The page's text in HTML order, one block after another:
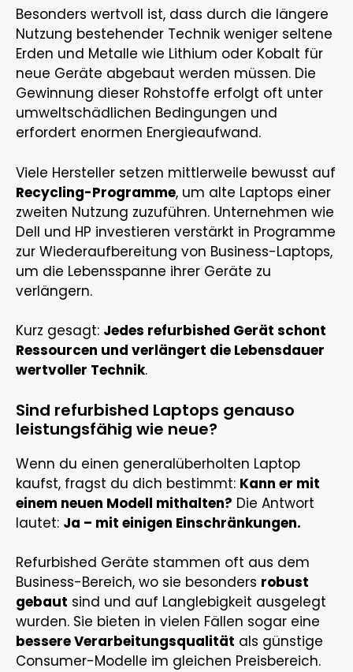
Besonders wertvoll ist, dass durch die längere
Nutzung bestehender Technik weniger seltene
Erden und Metalle wie Lithium oder Kobalt für
neue Geräte abgebaut werden müssen. Die
Gewinnung dieser Rohstoffe erfolgt oft unter
umweltschädlichen Bedingungen und
erfordert enormen Energieaufwand.
Viele Hersteller setzen mittlerweile bewusst auf
Recycling-Programme, um alte Laptops einer
zweiten Nutzung zuzuführen. Unternehmen wie
Dell und HP investieren verstärkt in Programme
zur Wiederaufbereitung von Business-Laptops,
um die Lebensspanne ihrer Geräte zu
verlängern.
Kurz gesagt: Jedes refurbished Gerät schont
Ressourcen und verlängert die Lebensdauer
wertvoller Technik.
Sind refurbished Laptops genauso
leistungsfähig wie neue?
Wenn du einen generalüberholten Laptop
kaufst, fragst du dich bestimmt: Kann er mit
einem neuen Modell mithalten? Die Antwort
lautet: Ja – mit einigen Einschränkungen.
Refurbished Geräte stammen oft aus dem
Business-Bereich, wo sie besonders robust
gebaut sind und auf Langlebigkeit ausgelegt
wurden. Sie bieten in vielen Fällen sogar eine
bessere Verarbeitungsqualität als günstige
Consumer-Modelle im gleichen Preisbereich.